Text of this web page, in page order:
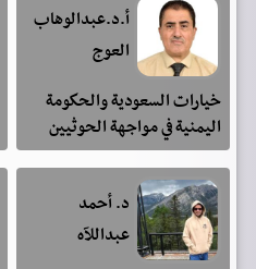
أ.د.عبدالوهاب
العوج
خيارات السعودية والحكومة
اليمنية في مواجهة الحوثيين
د. أحمد
عبداللآه